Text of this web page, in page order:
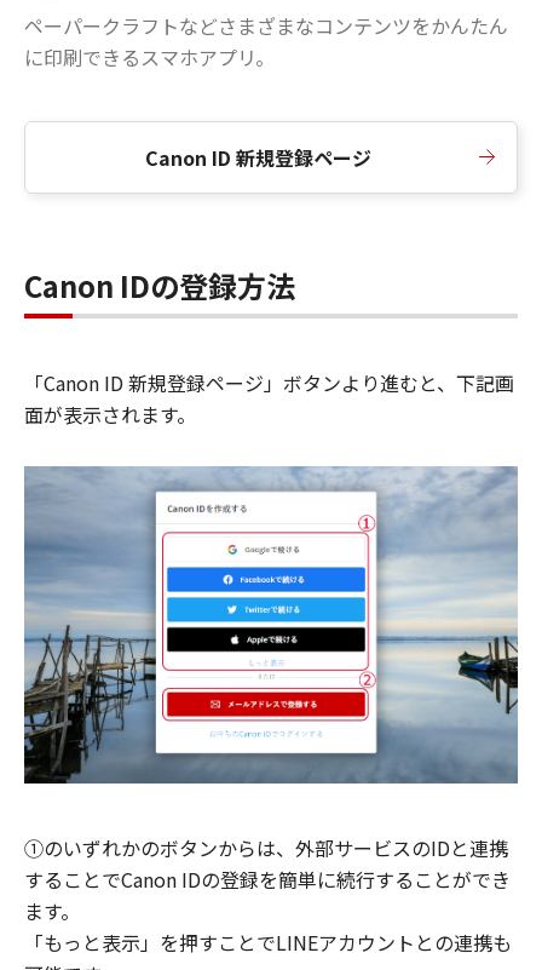
ペーパークラフトなどさまざまなコンテンツをかんたん
に印刷できるスマホアプリ。
Canon ID 新規登録ページ
Canon IDの登録方法
「Canon ID 新規登録ページ」ボタンより進むと、下記画
面が表示されます。
①のいずれかのボタンからは、外部サービスのIDと連携
することでCanon IDの登録を簡単に続行することができ
ます。
「もっと表示」を押すことでLINEアカウントとの連携も